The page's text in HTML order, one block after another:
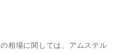
相場に関しては、アムステル